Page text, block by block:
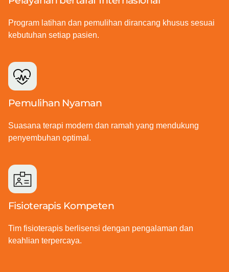
Program latihan dan pemulihan dirancang khusus sesuai
kebutuhan setiap pasien.
Pemulihan Nyaman
Suasana terapi modern dan ramah yang mendukung
penyembuhan optimal.
Fisioterapis Kompeten
Tim fisioterapis berlisensi dengan pengalaman dan
keahlian terpercaya.